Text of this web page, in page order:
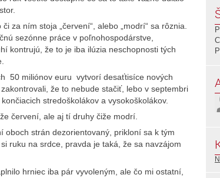
za ním stoja „červení“, alebo „modrí“ sa rôznia.
sezónne práce v poľnohospodárstve,
kontrujú, že to je iba ilúzia neschopnosti tých
50 miliónov euru vytvorí desaťtisíce nových
že to nebude stačiť, lebo v septembri
stredoškolákov a vysokoškolákov.
červení, ale aj tí druhy čiže modrí.
oboch strán dezorientovaný, prikloní sa k tým
ruku na srdce, pravda je taká, že sa navzájom
hrniec iba pár vyvoleným, ale čo mi ostatní,